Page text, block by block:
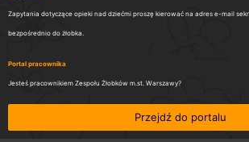
Zapytania dotyczące opieki nad dziećmi proszę kierować na adres e-mail
bezpośrednio do żłobka.
Portal pracownika
Jesteś pracownikiem Zespołu Żłobków m.st. Warszawy?
Przejdź do portalu